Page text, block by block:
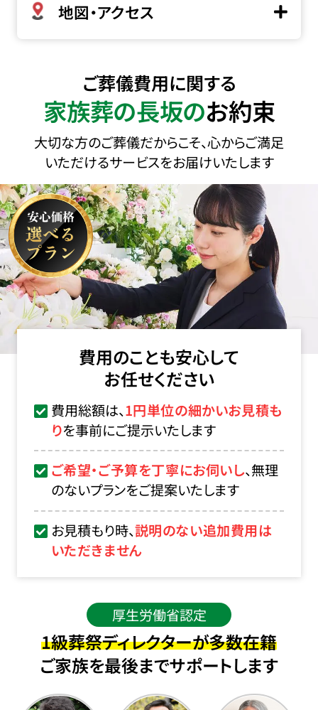
地図・アクセス
ご葬儀費用に関する
家族葬の長坂のお約束
大切な方のご葬儀だからこそ、心からご満足
いただけるサービスをお届けいたします
費用のことも安心して
お任せください
費用総額は、1円単位の細かいお見積も
りを事前にご提示いたします
ご希望・ご予算を丁寧にお伺いし、無理
のないプランをご提案いたします
お見積もり時、説明のない追加費用は
いただきません
厚生労働省認定
1級葬祭ディレクターが多数在籍
ご家族を最後までサポートします